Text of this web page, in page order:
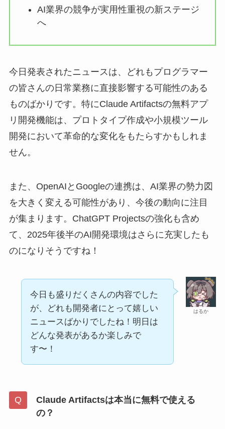
AI業界の競争が実用性重視の新ステージ
へ
今日発表されたニュースは、どれもプログラマー
の皆さんの日常業務に直接影響する可能性のある
ものばかりです。特にClaude Artifactsの無料アプ
リ開発機能は、プロトタイプ作成や小規模ツール
開発において革命的な変化をもたらすかもしれま
せん。
また、OpenAIとGoogleの連携は、AI業界の勢力図
を大きく変える可能性があり、今後の動向に注目
が集まります。ChatGPT Projectsの強化も含め
て、2025年後半のAI開発環境はさらに充実したも
のになりそうですね！
はるか
今日も盛りだくさんの内容でした
が、どれも開発者にとって嬉しい
ニュースばかりでしたね！明日は
どんな発表があるか楽しみで
す〜！
Claude Artifactsは本当に無料で使える
の？